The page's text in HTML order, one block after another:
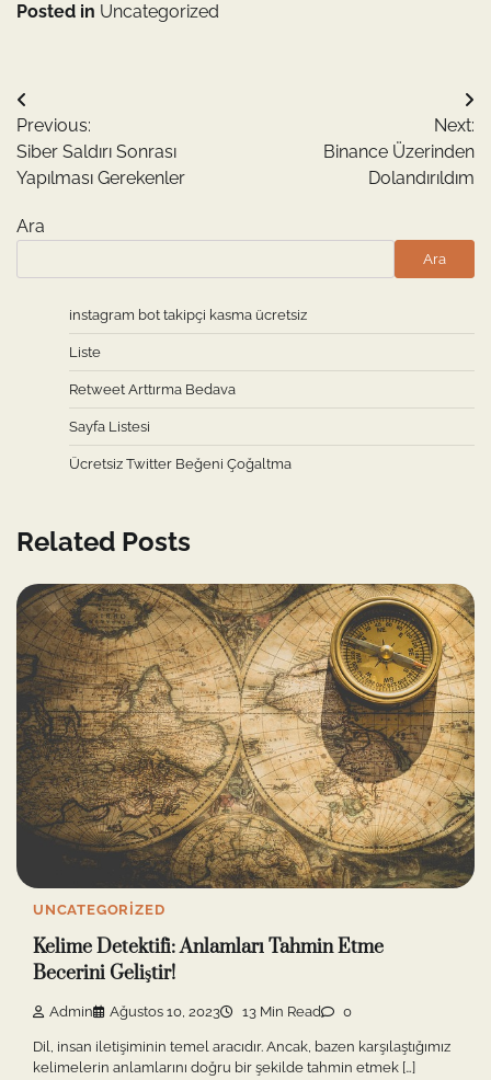
Posted in Uncategorized
Yazı
gezinmesi
Previous:
Siber Saldırı Sonrası
Yapılması Gerekenler
Next:
Binance Üzerinden
Dolandırıldım
Ara
Ara
instagram bot takipçi kasma ücretsiz
Liste
Retweet Arttırma Bedava
Sayfa Listesi
Ücretsiz Twitter Beğeni Çoğaltma
Related Posts
UNCATEGORIZED
Kelime Detektifi: Anlamları Tahmin Etme
Becerini Geliştir!
Admin Ağustos 10, 2023 13 Min Read 0
Dil, insan iletişiminin temel aracıdır. Ancak, bazen karşılaştığımız
kelimelerin anlamlarını doğru bir şekilde tahmin etmek […]